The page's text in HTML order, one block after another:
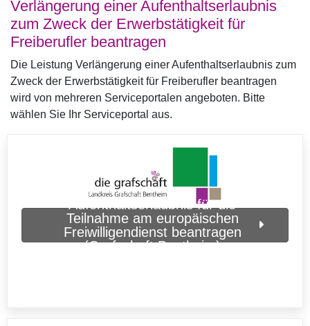
Verlängerung einer Aufenthaltserlaubnis
zum Zweck der Erwerbstätigkeit für
Freiberufler beantragen
Die Leistung Verlängerung einer Aufenthaltserlaubnis zum
Zweck der Erwerbstätigkeit für Freiberufler beantragen
wird von mehreren Serviceportalen angeboten. Bitte
wählen Sie Ihr Serviceportal aus.
Aufenthaltserlaubnis für die
Teilnahme am europäischen
Freiwilligendienst beantragen
(Grafschaft Bentheim)